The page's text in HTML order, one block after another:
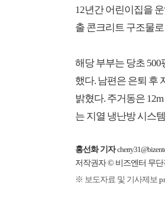
12년간 어린이집을
출 콘크리트 구조물
해당 부부는 당초
했다. 남편은 은퇴 후
밝혔다. 주거동은
는 지열 냉난방 시스
홍선화 기자
저작권자 © 비즈엔터 무단
※ 보도자료 및 기사제보